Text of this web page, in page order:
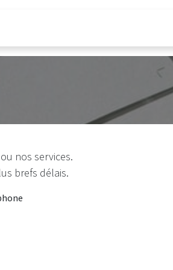
nos services.
brefs délais.